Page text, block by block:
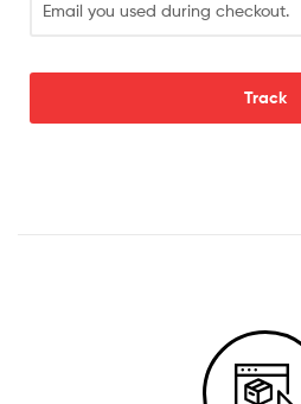
Track